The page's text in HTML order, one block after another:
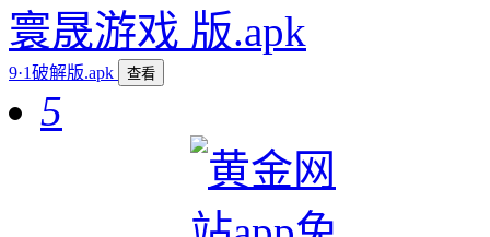
寰晟游戏
9·1破解版.apk 查看
5